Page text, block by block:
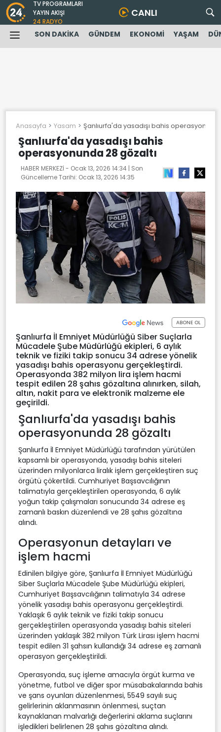
TV PROGRAMLARI
YAYIN AKIŞI
24 RADYO
CANLI
SON DAKİKA GÜNDEM EKONOMİ YAŞAM
Anasayfa Yasam Şanlıurfa'da yasadışı bahis
Şanlıurfa'da yasadışı bahis
operasyonunda 28 gözaltı
HABER MERKEZİ - Ocak 13, 2026 14:34 | Son
Güncelleme Tarihi: Ocak 13, 2026 14:35
ABONE OL
Şanlıurfa İl Emniyet Müdürlüğü Siber Suçlarla
Mücadele Şube Müdürlüğü ekipleri, 6 aylık
teknik ve fiziki takip sonucu 34 adrese yönelik
yasadışı bahis operasyonu gerçekleştirdi.
Operasyonda 382 milyon lira işlem hacmi
tespit edilen 28 şahıs gözaltına alınırken, silah,
altın, nakit para ve elektronik malzeme ele
geçirildi.
Şanlıurfa'da yasadışı bahis
operasyonunda 28 gözaltı
Şanlıurfa İl Emniyet Müdürlüğü tarafından yürütülen
kapsamlı bir operasyonda, yasadışı bahis siteleri
üzerinden milyonlarca liralık işlem gerçekleştiren suç
örgütü çökertildi. Cumhuriyet Başsavcılığının
talimatıyla gerçekleştirilen operasyonda, 6 aylık
yoğun takip çalışmaları sonucunda 34 adrese eş
zamanlı baskın düzenlendi ve 28 şahıs gözaltına
alındı.
Operasyonun detayları ve
işlem hacmi
Edinilen bilgiye göre, Şanlıurfa İl Emniyet Müdürlüğü
Siber Suçlarla Mücadele Şube Müdürlüğü ekipleri,
Cumhuriyet Başsavcılığının talimatıyla 34 adrese
yönelik yasadışı bahis operasyonu gerçekleştirdi.
Yaklaşık 6 aylık teknik ve fiziki takip sonucu
gerçekleştirilen operasyonda yasadışı bahis siteleri
üzerinden yaklaşık 382 milyon Türk Lirası işlem hacmi
tespit edilen 31 şahsın kullandığı 34 adrese eş zamanlı
operasyon gerçekleştirildi.
Operasyonda, suç işleme amacıyla örgüt kurma ve
yönetme, futbol ve diğer spor müsabakalarında bahis
ve şans oyunları düzenlenmesi, 5549 sayılı suç
gelirlerinin aklanmasının önlenmesi, suçtan
kaynaklanan malvarlığı değerlerini aklama suçlarını
işledikleri belirlenen 28 şahıs gözaltına alındı.